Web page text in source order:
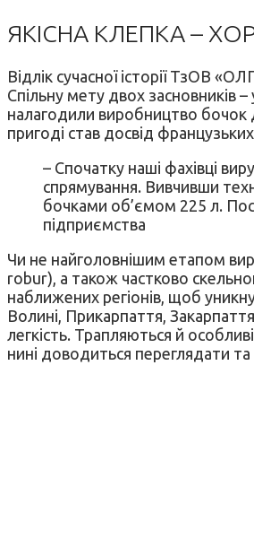
ЯКІСНА КЛЕПКА –
Відлік сучасної історії ТзОВ
Спільну мету двох засновників
налагодили виробництво бочок
пригоді став досвід
– Спочатку наші фахівці
спрямування. Вивчивши
бочками об’ємом 225 л.
підприємства
Чи не найголовнішим етапом
robur), а також частково
наближених регіонів, щоб
Волині, Прикарпаття,
легкість. Трапляються й
нині доводиться переглядати